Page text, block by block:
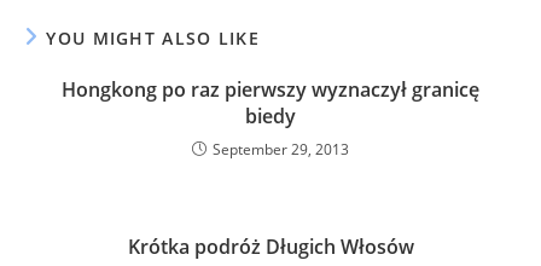
YOU MIGHT ALSO LIKE
Hongkong po raz pierwszy wyznaczył granicę
biedy
September 29, 2013
Krótka podróż Długich Włosów